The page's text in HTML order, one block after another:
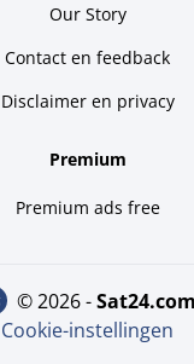
Our Story
Contact en feedback
Disclaimer en privacy
Premium
Premium ads free
© 2026 - sat24.com
Cookie-instellingen